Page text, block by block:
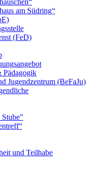
am Südring“
(FeD)
Pädagogik
Jugendzentrum (BeFaJu)
und Teilhabe